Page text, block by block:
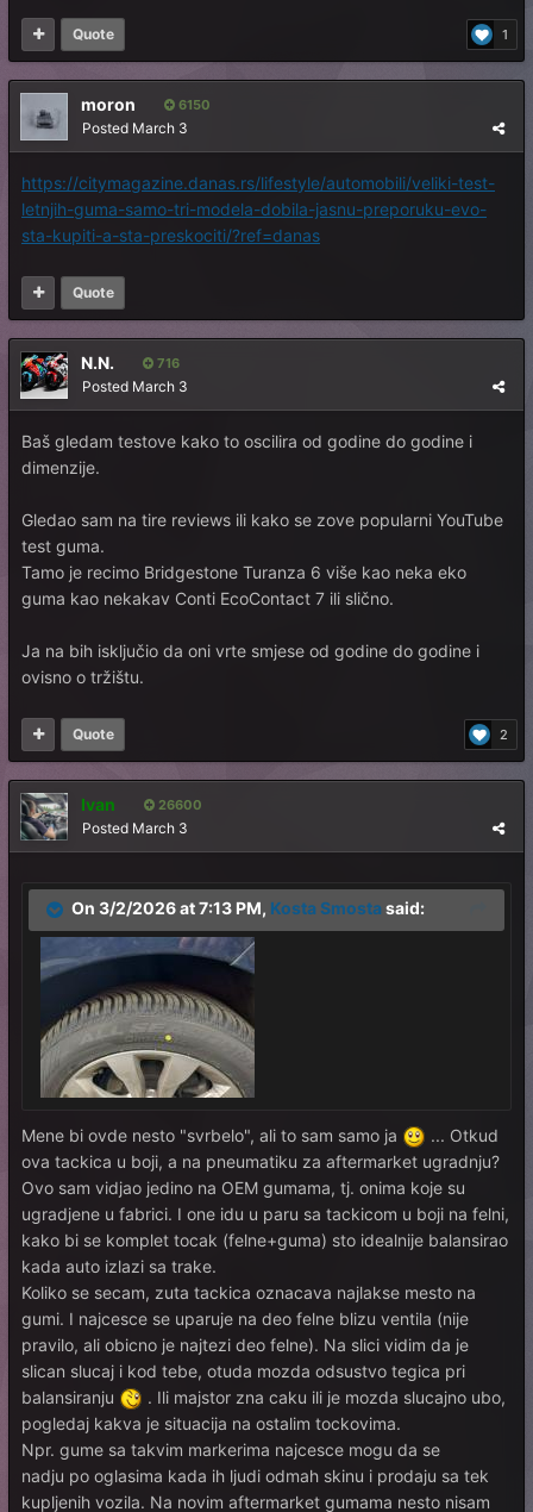
1
Quote
moron 6150
Posted March 3
https://citymagazine.danas.rs/lifestyle/automobili/veliki-test-
letnjih-guma-samo-tri-modela-dobila-jasnu-preporuku-evo-
sta-kupiti-a-sta-preskociti/?ref=danas
Quote
N.N. 716
Posted March 3
Baš gledam testove kako to oscilira od godine do godine i
dimenzije.
Gledao sam na tire reviews ili kako se zove popularni YouTube
test guma.
Tamo je recimo Bridgestone Turanza 6 više kao neka eko
guma kao nekakav Conti EcoContact 7 ili slično.
Ja na bih isključio da oni vrte smjese od godine do godine i
ovisno o tržištu.
2
Quote
Ivan 26600
Posted March 3
On 3/2/2026 at 7:13 PM, Kosta Smosta said:
Mene bi ovde nesto "svrbelo", ali to sam samo ja ... Otkud
ova tackica u boji, a na pneumatiku za aftermarket ugradnju?
Ovo sam vidjao jedino na OEM gumama, tj. onima koje su
ugradjene u fabrici. I one idu u paru sa tackicom u boji na felni,
kako bi se komplet tocak (felne+guma) sto idealnije balansirao
kada auto izlazi sa trake.
Koliko se secam, zuta tackica oznacava najlakse mesto na
gumi. I najcesce se uparuje na deo felne blizu ventila (nije
pravilo, ali obicno je najtezi deo felne). Na slici vidim da je
slican slucaj i kod tebe, otuda mozda odsustvo tegica pri
balansiranju
. Ili majstor zna caku ili je mozda slucajno ubo,
pogledaj kakva je situacija na ostalim tockovima.
Npr. gume sa takvim markerima najcesce mogu da se
nadju po oglasima kada ih ljudi odmah skinu i prodaju sa tek
kupljenih vozila. Na novim aftermarket gumama nesto nisam